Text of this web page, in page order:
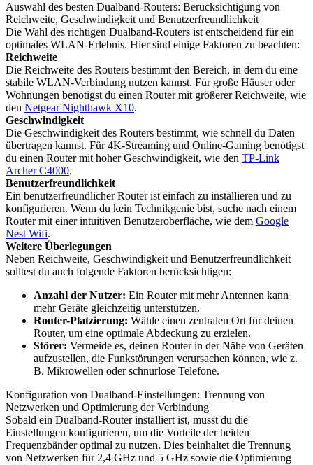
Auswahl des besten Dualband-Routers: Berücksichtigung von
Reichweite, Geschwindigkeit und Benutzerfreundlichkeit
Die Wahl des richtigen Dualband-Routers ist entscheidend für ein
optimales WLAN-Erlebnis. Hier sind einige Faktoren zu beachten:
Reichweite
Die Reichweite des Routers bestimmt den Bereich, in dem du eine
stabile WLAN-Verbindung nutzen kannst. Für große Häuser oder
Wohnungen benötigst du einen Router mit größerer Reichweite, wie
den Netgear Nighthawk X10.
Geschwindigkeit
Die Geschwindigkeit des Routers bestimmt, wie schnell du Daten
übertragen kannst. Für 4K-Streaming und Online-Gaming benötigst
du einen Router mit hoher Geschwindigkeit, wie den TP-Link
Archer C4000.
Benutzerfreundlichkeit
Ein benutzerfreundlicher Router ist einfach zu installieren und zu
konfigurieren. Wenn du kein Technikgenie bist, suche nach einem
Router mit einer intuitiven Benutzeroberfläche, wie dem Google
Nest Wifi.
Weitere Überlegungen
Neben Reichweite, Geschwindigkeit und Benutzerfreundlichkeit
solltest du auch folgende Faktoren berücksichtigen:
Anzahl der Nutzer: Ein Router mit mehr Antennen kann
mehr Geräte gleichzeitig unterstützen.
Router-Platzierung: Wähle einen zentralen Ort für deinen
Router, um eine optimale Abdeckung zu erzielen.
Störer: Vermeide es, deinen Router in der Nähe von Geräten
aufzustellen, die Funkstörungen verursachen können, wie z.
B. Mikrowellen oder schnurlose Telefone.
Konfiguration von Dualband-Einstellungen: Trennung von
Netzwerken und Optimierung der Verbindung
Sobald ein Dualband-Router installiert ist, musst du die
Einstellungen konfigurieren, um die Vorteile der beiden
Frequenzbänder optimal zu nutzen. Dies beinhaltet die Trennung
von Netzwerken für 2,4 GHz und 5 GHz sowie die Optimierung